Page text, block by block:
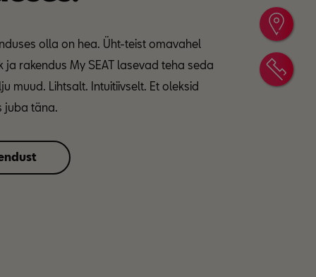
olla on hea. Üht-teist omavahel
ja rakendus My SEAT lasevad teha seda
muud. Lihtsalt. Intuitiivselt. Et oleksid
juba täna.